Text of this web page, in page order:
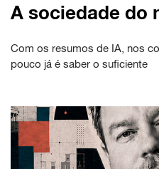
A sociedade do
Com os resumos de IA, nos
pouco já é saber o suficiente